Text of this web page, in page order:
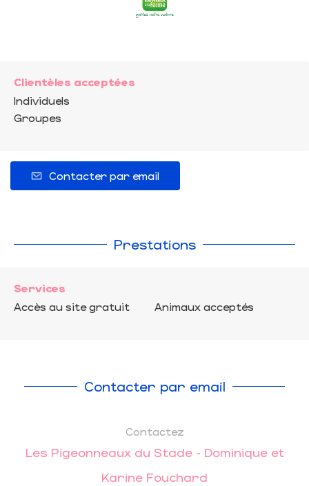
Clientèles acceptées
Individuels
Groupes
Contacter par email
Prestations
Services
Accès au site gratuit
Animaux acceptés
Contacter par email
Contactez
Les Pigeonneaux du Stade - Dominique et
Karine Fouchard